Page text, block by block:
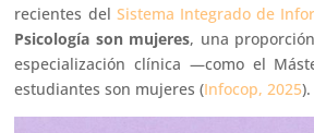
recientes del Sistema Integrado de
Psicología son mujeres, una
especialización clínica —como el
estudiantes son mujeres (Infocop, 2025).